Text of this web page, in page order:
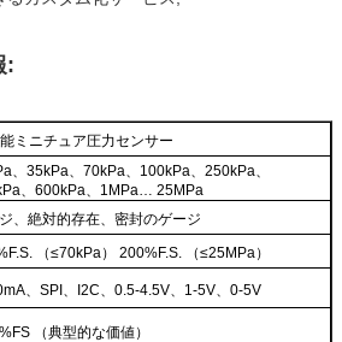
:
ミニチュア圧力センサー
、35kPa、70kPa、100kPa、250kPa、
、600kPa、1MPa… 25MPa
、絶対的存在、密封のゲージ
（≤70kPa） 200%F.S. （≤25MPa）
、SPI、I2C、0.5-4.5V、1-5V、0-5V
（典型的な価値）